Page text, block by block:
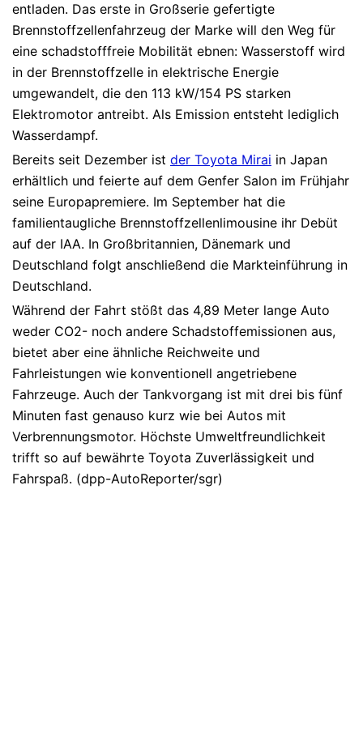
entladen. Das erste in Großserie gefertigte
Brennstoffzellenfahrzeug der Marke will den Weg für
eine schadstofffreie Mobilität ebnen: Wasserstoff wird
in der Brennstoffzelle in elektrische Energie
umgewandelt, die den 113 kW/154 PS starken
Elektromotor antreibt. Als Emission entsteht lediglich
Wasserdampf.
Bereits seit Dezember ist der Toyota Mirai in Japan
erhältlich und feierte auf dem Genfer Salon im Frühjahr
seine Europapremiere. Im September hat die
familientaugliche Brennstoffzellenlimousine ihr Debüt
auf der IAA. In Großbritannien, Dänemark und
Deutschland folgt anschließend die Markteinführung in
Deutschland.
Während der Fahrt stößt das 4,89 Meter lange Auto
weder CO2- noch andere Schadstoffemissionen aus,
bietet aber eine ähnliche Reichweite und
Fahrleistungen wie konventionell angetriebene
Fahrzeuge. Auch der Tankvorgang ist mit drei bis fünf
Minuten fast genauso kurz wie bei Autos mit
Verbrennungsmotor. Höchste Umweltfreundlichkeit
trifft so auf bewährte Toyota Zuverlässigkeit und
Fahrspaß. (dpp-AutoReporter/sgr)